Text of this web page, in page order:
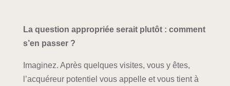
La question appropriée serait plutôt : comment
s’en passer ?
Imaginez. Après quelques visites, vous y êtes,
l’acquéreur potentiel vous appelle et vous tient à